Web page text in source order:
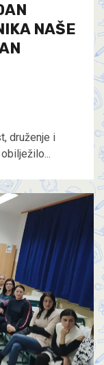
NAŠE
druženje i